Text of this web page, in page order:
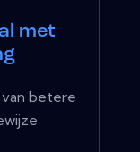
met
betere